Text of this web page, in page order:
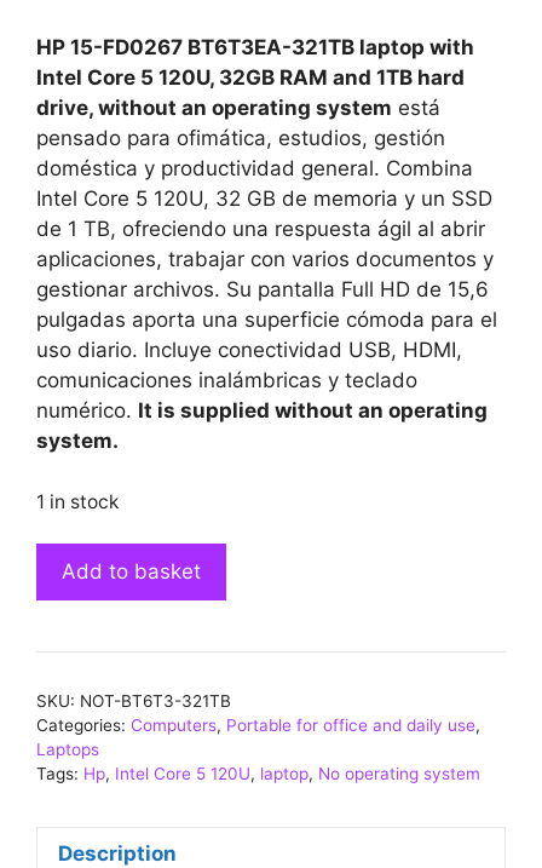
HP 15-FD0267 BT6T3EA-321TB laptop with
Intel Core 5 120U, 32GB RAM and 1TB hard
drive, without an operating system está
pensado para ofimática, estudios, gestión
doméstica y productividad general. Combina
Intel Core 5 120U, 32 GB de memoria y un SSD
de 1 TB, ofreciendo una respuesta ágil al abrir
aplicaciones, trabajar con varios documentos y
gestionar archivos. Su pantalla Full HD de 15,6
pulgadas aporta una superficie cómoda para el
uso diario. Incluye conectividad USB, HDMI,
comunicaciones inalámbricas y teclado
numérico. It is supplied without an operating
system.
1 in stock
HP
FD0267
321TB
Intel
Core
32GB
Add to basket
SKU: NOT-BT6T3-321TB
Categories: Computers, Portable for office and daily use,
Laptops
Tags: Hp, Intel Core 5 120U, laptop, No operating system
Description